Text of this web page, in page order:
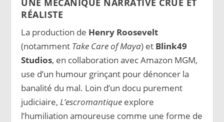
RÉALISTE
La production de Henry Roosevelt
(notamment Take Care of Maya) et Blink49
Studios, en collaboration avec Amazon MGM,
use d’un humour grinçant pour dénoncer la
banalité du mal. Loin d’un docu purement
judiciaire,L’escromantique explore
l’humiliation amoureuse comme une forme de